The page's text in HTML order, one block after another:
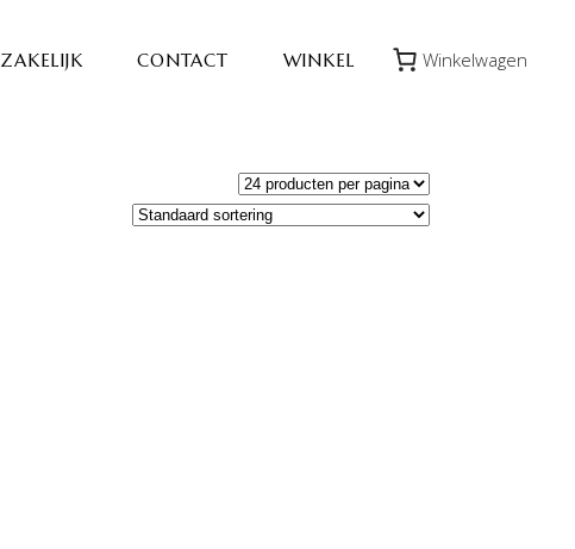
ZAKELIJK CONTACT WINKEL Winkelwagen